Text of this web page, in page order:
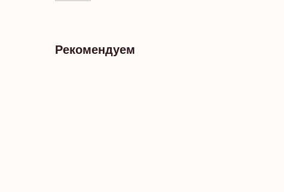
Рекомендуем